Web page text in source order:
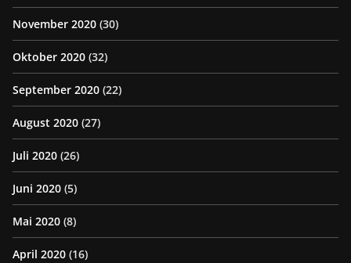
November 2020 (30)
Oktober 2020 (32)
September 2020 (22)
August 2020 (27)
Juli 2020 (26)
Juni 2020 (5)
Mai 2020 (8)
April 2020 (16)